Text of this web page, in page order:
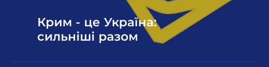
Крим - це Україна:
сильніші разом